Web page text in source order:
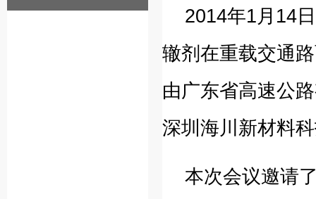
2014年1月14
辙剂在重载交通
由广东省高速公
深圳海川新材料
本次会议邀请